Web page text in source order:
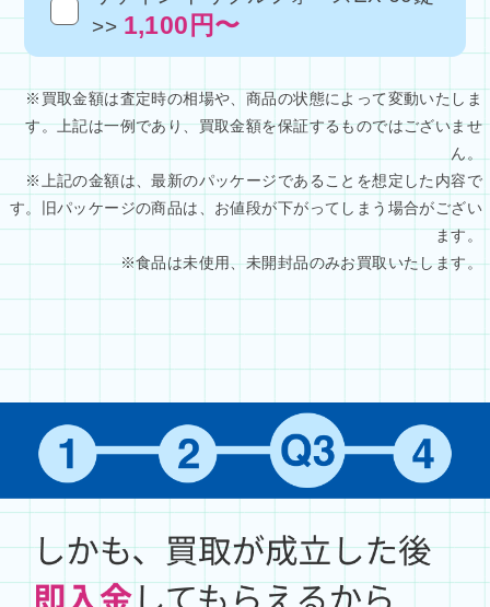
>> 1,100円〜
※買取金額は査定時の相場や、商品の状態によって変動いたしま
す。上記は一例であり、買取金額を保証するものではございませ
ん。
※上記の金額は、最新のパッケージであることを想定した内容で
す。旧パッケージの商品は、お値段が下がってしまう場合がござい
ます。
※食品は未使用、未開封品のみお買取いたします。